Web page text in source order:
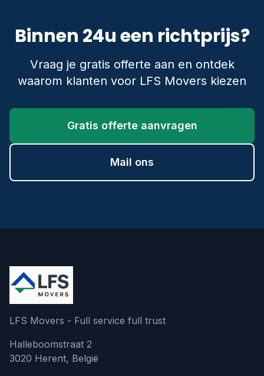
Binnen 24u een richtprijs?
Vraag je gratis offerte aan en ontdek
waarom klanten voor LFS Movers kiezen
Gratis offerte aanvragen
Mail ons
LFS Movers - Full service full trust
Halleboomstraat 2
3020 Herent, België